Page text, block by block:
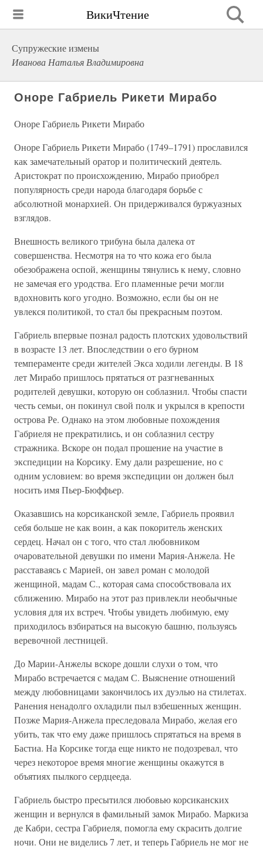
ВикиЧтение
Супружеские измены
Иванова Наталья Владимировна
Оноре Габриель Рикети Мирабо
Оноре Габриель Рикети Мирабо
Оноре Габриель Рикети Мирабо (1749–1791) прославился
как замечательный оратор и политический деятель.
Аристократ по происхождению, Мирабо приобрел
популярность среди народа благодаря борьбе с
абсолютной монархией. Он придерживался буржуазных
взглядов.
Внешность великого трибуна была далека от
совершенства. Несмотря на то что кожа его была
обезображена оспой, женщины тянулись к нему, словно
не замечая его уродства. Его пламенные речи могли
вдохновить кого угодно. Возможно, если бы он не
увлекся политикой, то стал бы прекрасным поэтом.
Габриель впервые познал радость плотских удовольствий
в возрасте 13 лет. Впоследствии о его бурном
темпераменте среди жителей Экса ходили легенды. В 18
лет Мирабо пришлось прятаться от разгневанных
родителей девушки, которую он соблазнил. Чтобы спасти
честь семьи, он покинул свой полк и укрылся в крепости
острова Ре. Однако на этом любовные похождения
Габриеля не прекратились, и он соблазнил сестру
стражника. Вскоре он подал прошение на участие в
экспедиции на Корсику. Ему дали разрешение, но с
одним условием: во время экспедиции он должен был
носить имя Пьер-Бюффьер.
Оказавшись на корсиканской земле, Габриель проявил
себя больше не как воин, а как покоритель женских
сердец. Начал он с того, что стал любовником
очаровательной девушки по имени Мария-Анжела. Не
расставаясь с Марией, он завел роман с молодой
женщиной, мадам С., которая сама способствовала их
сближению. Мирабо на этот раз привлекли необычные
условия для их встреч. Чтобы увидеть любимую, ему
приходилось взбираться на высокую башню, пользуясь
веревочной лестницей.
До Марии-Анжелы вскоре дошли слухи о том, что
Мирабо встречается с мадам С. Выяснение отношений
между любовницами закончилось их дуэлью на стилетах.
Ранения ненадолго охладили пыл взбешенных женщин.
Позже Мария-Анжела преследовала Мирабо, желая его
убить, так что ему даже пришлось спрятаться на время в
Бастиа. На Корсике тогда еще никто не подозревал, что
через некоторое время многие женщины окажутся в
объятиях пылкого сердцееда.
Габриель быстро пресытился любовью корсиканских
женщин и вернулся в фамильный замок Мирабо. Маркиза
де Кабри, сестра Габриеля, помогла ему скрасить долгие
ночи. Они не виделись 7 лет, и теперь Габриель не мог не